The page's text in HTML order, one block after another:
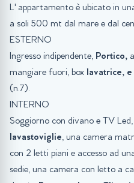
L' appartamento è ubicato in
a soli 500 mt dal mare e dal
ESTERNO
Ingresso indipendente, Portico,
mangiare fuori, box lavatrice,
(n.7).
INTERNO
Soggiorno con divano e TV
lavastoviglie, una camera
con 2 letti piani e accesso ad
sedie, una camera con letto a